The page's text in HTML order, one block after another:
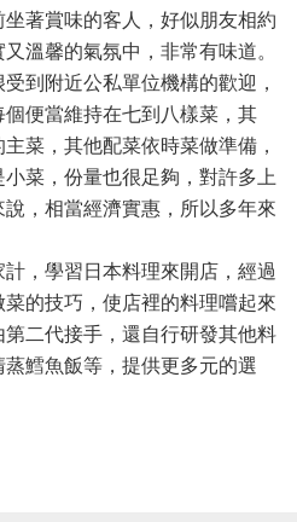
著賞味的客人，好似朋友相約
溫馨的氣氛中，非常有味道。
到附近公私單位機構的歡迎，
便當維持在七到八樣菜，其
菜，其他配菜依時菜做準備，
菜，份量也很足夠，對許多上
，相當經濟實惠，所以多年來
，學習日本料理來開店，經過
的技巧，使店裡的料理嚐起來
二代接手，還自行研發其他料
鱈魚飯等，提供更多元的選